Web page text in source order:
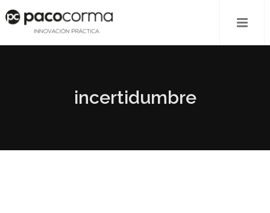
incertidumbre